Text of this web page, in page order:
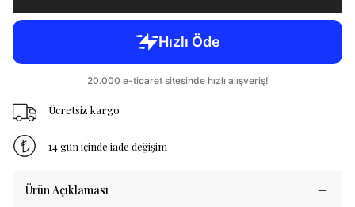
Ücretsiz kargo
14 gün içinde iade değişim
Ürün Açıklaması